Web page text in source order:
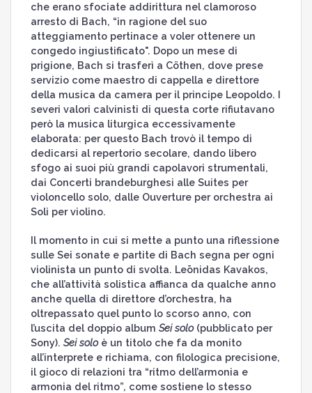
che erano sfociate addirittura nel clamoroso
arresto di Bach, “in ragione del suo
atteggiamento pertinace a voler ottenere un
congedo ingiustificato". Dopo un mese di
prigione, Bach si trasferì a Cöthen, dove prese
servizio come maestro di cappella e direttore
della musica da camera per il principe Leopoldo. I
severi valori calvinisti di questa corte rifiutavano
però la musica liturgica eccessivamente
elaborata: per questo Bach trovò il tempo di
dedicarsi al repertorio secolare, dando libero
sfogo ai suoi più grandi capolavori strumentali,
dai Concerti brandeburghesi alle Suites per
violoncello solo, dalle Ouverture per orchestra ai
Soli per violino.
Il momento in cui si mette a punto una riflessione
sulle Sei sonate e partite di Bach segna per ogni
violinista un punto di svolta. Leōnidas Kavakos,
che all’attività solistica affianca da qualche anno
anche quella di direttore d’orchestra, ha
oltrepassato quel punto lo scorso anno, con
l’uscita del doppio album Sei solo(pubblicato per
Sony). Sei soloè un titolo che fa da monito
all’interprete e richiama, con filologica precisione,
il gioco di relazioni tra “ritmo dell’armonia e
armonia del ritmo”, come sostiene lo stesso